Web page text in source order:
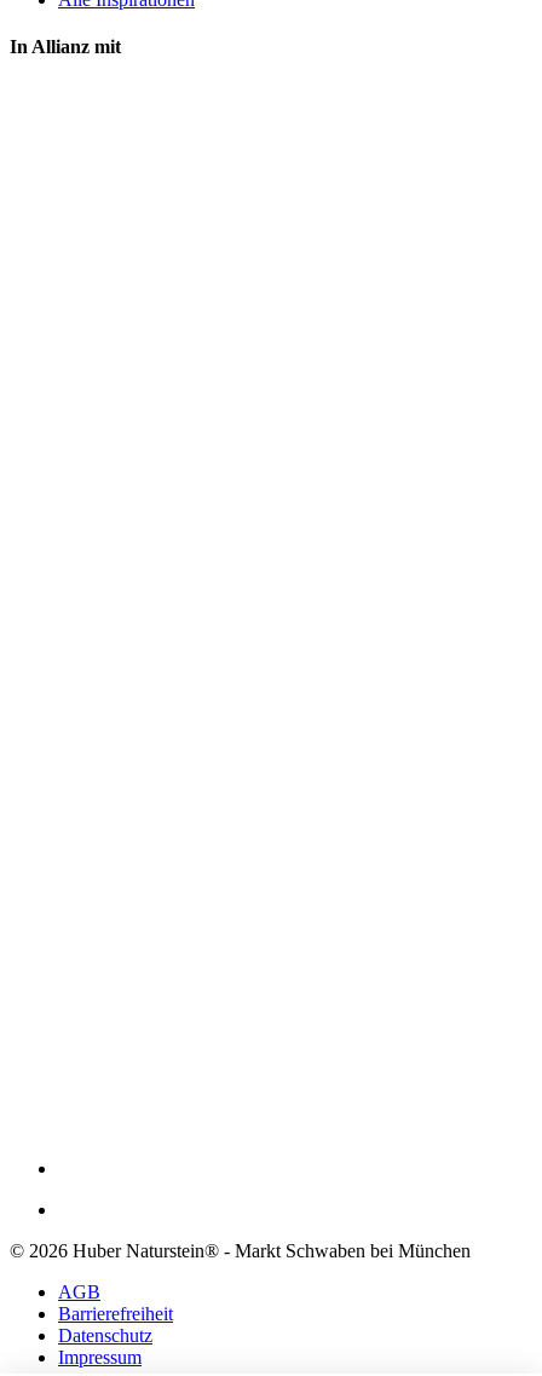
In Allianz mit
© 2026 Huber Naturstein® - Markt Schwaben bei München
AGB
Barrierefreiheit
Datenschutz
Impressum